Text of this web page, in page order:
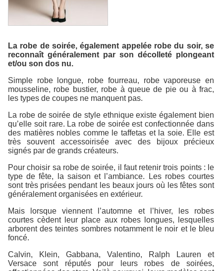
La robe de soirée, également appelée robe du soir, se
reconnaît généralement par son décolleté plongeant
et/ou son dos nu.
Simple robe longue, robe fourreau, robe vaporeuse en
mousseline, robe bustier, robe à queue de pie ou à frac,
les types de coupes ne manquent pas.
La robe de soirée de style ethnique existe également bien
qu’elle soit rare. La robe de soirée est confectionnée dans
des matières nobles comme le taffetas et la soie. Elle est
très souvent accessoirisée avec des bijoux précieux
signés par de grands créateurs.
Pour choisir sa robe de soirée, il faut retenir trois points : le
type de fête, la saison et l’ambiance. Les robes courtes
sont très prisées pendant les beaux jours où les fêtes sont
généralement organisées en extérieur.
Mais lorsque viennent l’automne et l’hiver, les robes
courtes cèdent leur place aux robes longues, lesquelles
arborent des teintes sombres notamment le noir et le bleu
foncé.
Calvin, Klein, Gabbana, Valentino, Ralph Lauren et
Versace sont réputés pour leurs robes de soirées,